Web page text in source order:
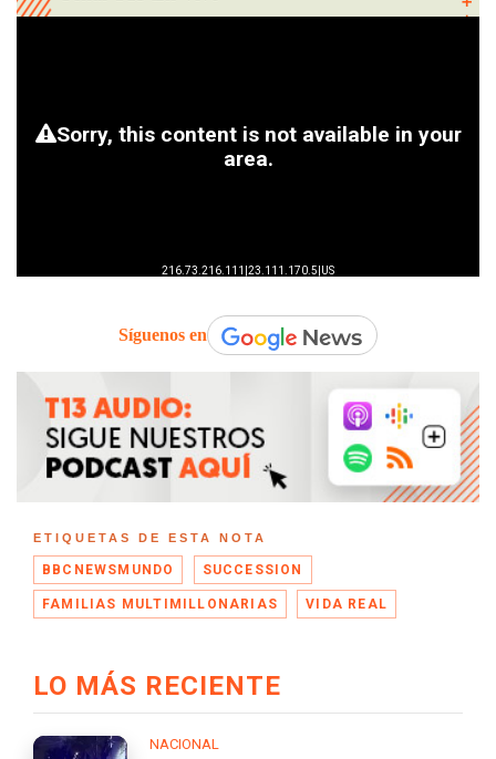
Síguenos en
ETIQUETAS DE ESTA NOTA
BBCNEWSMUNDO SUCCESSION
FAMILIAS MULTIMILLONARIAS VIDA REAL
LO MÁS RECIENTE
NACIONAL